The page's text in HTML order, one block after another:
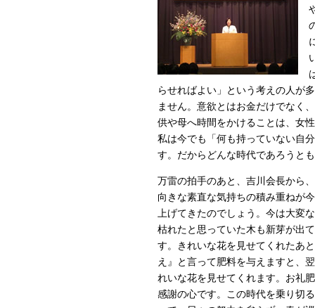
らせればよい」という考えの人が
ません。意欲とはお金だけでなく
供や母へ時間をかけることは、女
私は今でも「何も持っていない自
す。だからどんな時代であろうと
万雷の拍手のあと、吉川会長から
向きな素直な気持ちの積み重ねが
上げてきたのでしょう。今は大変
枯れたと思っていた木も新芽が出
す。きれいな花を見せてくれたあ
え』と言って肥料を与えますと、
れいな花を見せてくれます。お礼
感謝の心です。この時代を乗り切